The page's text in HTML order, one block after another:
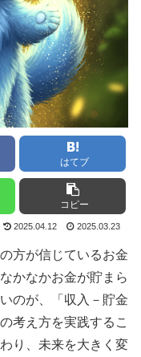
はてブ
コピー
2025.04.12 2025.03.23
方が信じているお金
かなかお金が貯まら
のが、「収入－貯金
考え方を実践するこ
り、未来を大きく変